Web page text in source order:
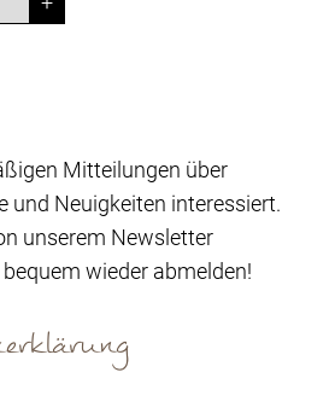
Mitteilungen über
und Neuigkeiten interessiert.
unserem Newsletter
wieder abmelden!